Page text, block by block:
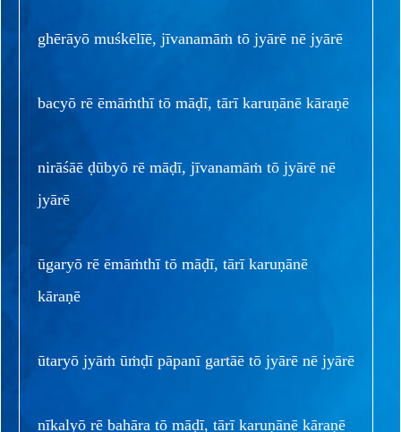
ghērāyō muśkēlīē, jīvanamāṁ tō jyārē nē jyārē
bacyō rē ēmāṁthī tō māḍī, tārī karuṇānē kāraṇē
nirāśāē ḍūbyō rē māḍī, jīvanamāṁ tō jyārē nē
jyārē
ūgaryō rē ēmāṁthī tō māḍī, tārī karuṇānē
kāraṇē
ūtaryō jyāṁ ūṁḍī pāpanī gartāē tō jyārē nē jyārē
nīkalyō rē bahāra tō māḍī, tārī karuṇānē kāraṇē